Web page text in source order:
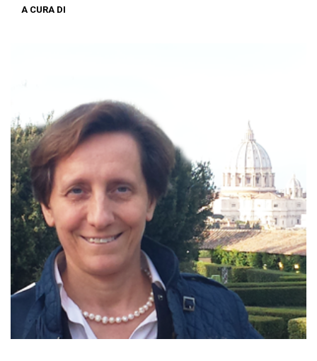
A CURA DI